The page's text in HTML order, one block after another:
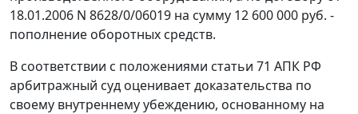
18.01.2006 N 8628/0/06019 на сумму 12 600 000 руб. -
пополнение оборотных средств.
В соответствии с положениями статьи 71 АПК РФ
арбитражный суд оценивает доказательства по
своему внутреннему убеждению, основанному на